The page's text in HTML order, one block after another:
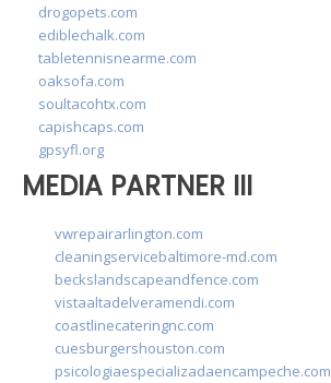
drogopets.com
ediblechalk.com
tabletennisnearme.com
oaksofa.com
soultacohtx.com
capishcaps.com
gpsyfl.org
MEDIA PARTNER III
vwrepairarlington.com
cleaningservicebaltimore-md.com
beckslandscapeandfence.com
vistaaltadelveramendi.com
coastlinecateringnc.com
cuesburgershouston.com
psicologiaespecializadaencampeche.com